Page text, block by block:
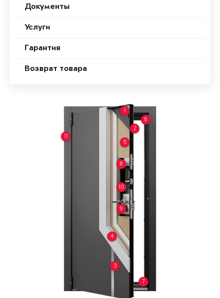
Документы
Услуги
Гарантия
Возврат товара
1
2
3
4
5
6
7
8
9
10
11